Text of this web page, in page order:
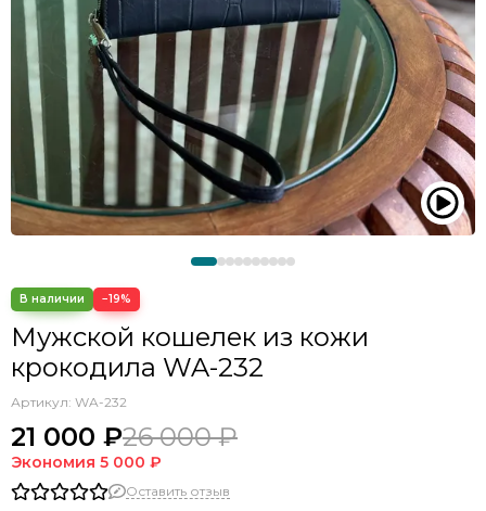
−19%
Мужской кошелек из кожи
крокодила WA-232
Артикул: WA-232
21 000 ₽26 000 ₽
Экономия 5 000 ₽
Оставить отзыв